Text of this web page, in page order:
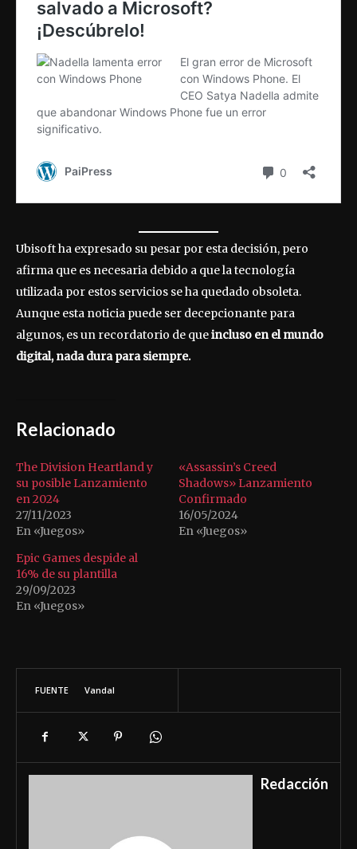
Ubisoft ha expresado su pesar por esta decisión, pero
afirma que es necesaria debido a que la tecnología
utilizada por estos servicios se ha quedado obsoleta.
Aunque esta noticia puede ser decepcionante para
algunos, es un recordatorio de queincluso en el mundo
digital, nada dura para siempre.
Relacionado
The Division Heartland y
su posible Lanzamiento
en 2024
27/11/2023
En «Juegos»
«Assassin’s Creed
Shadows» Lanzamiento
Confirmado
16/05/2024
En «Juegos»
Epic Games despide al
16% de su plantilla
29/09/2023
En «Juegos»
FUENTE Vandal
Redacción